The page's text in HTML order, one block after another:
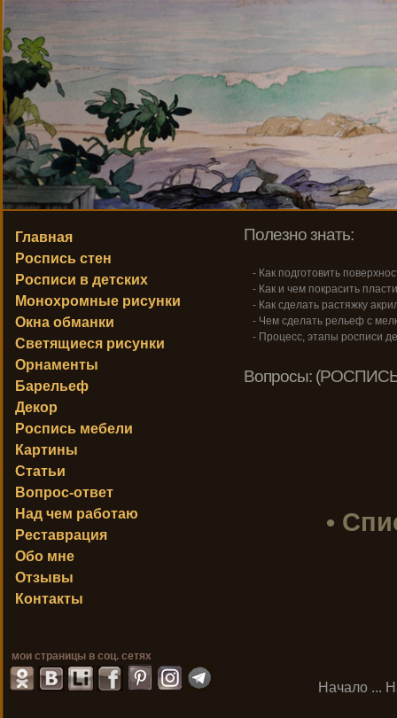
Полезно знать:
- Как подготовить
- Как и чем покрасить
- Как сделать растяжку
- Чем сделать рельеф с
- Процесс, этапы росписи
Вопросы:
•
Начало ...
Главная
Роспись стен
Росписи в детских
Монохромные рисунки
Окна обманки
Светящиеся рисунки
Орнаменты
Барельеф
Декор
Роспись мебели
Картины
Статьи
Вопрос-ответ
Над чем работаю
Реставрация
Обо мне
Отзывы
Контакты
мои страницы в соц. сетях